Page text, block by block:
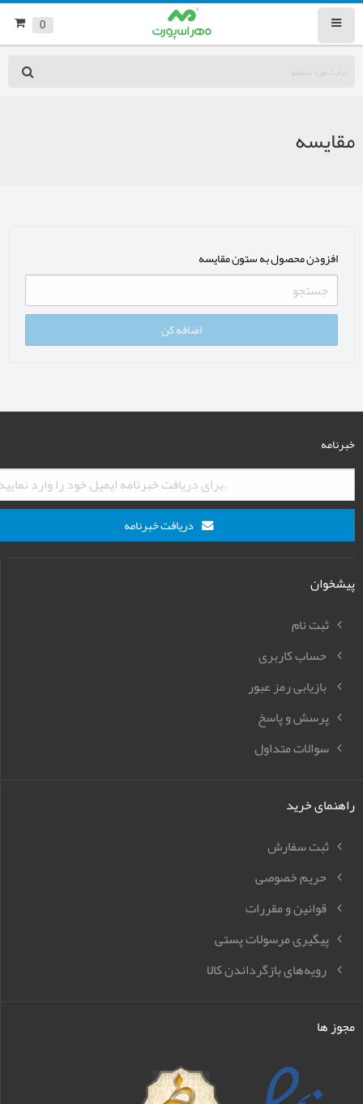
0
مقایسه
افزودن محصول به ستون مقایسه
اضافه کن
خبرنامه
دریافت خبرنامه
پیشخوان
ثبت نام
حساب کاربری
بازیابی رمز عبور
پرسش و پاسخ
سوالات متداول
راهنمای خرید
ثبت سفارش
حریم خصوصی
قوانین و مقررات
پیگیری مرسولات پستی
رویه‌های بازگرداندن کالا
مجوز ها